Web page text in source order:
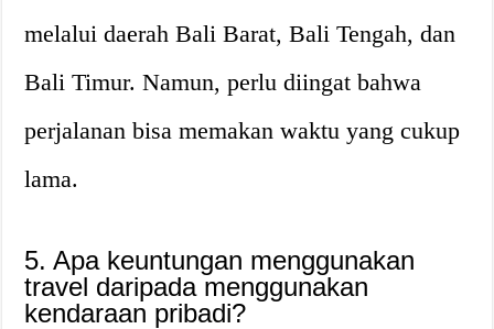
melalui daerah Bali Barat, Bali Tengah, dan
Bali Timur. Namun, perlu diingat bahwa
perjalanan bisa memakan waktu yang cukup
lama.
5. Apa keuntungan menggunakan
travel daripada menggunakan
kendaraan pribadi?